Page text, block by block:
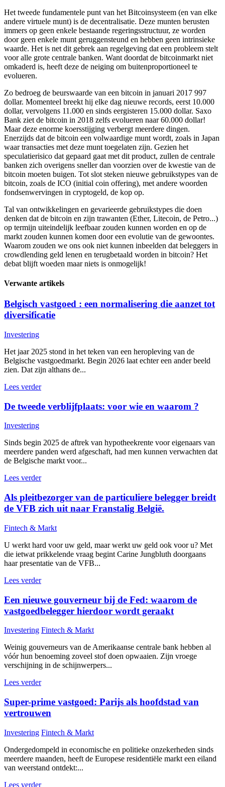
Het tweede fundamentele punt van het Bitcoinsysteem (en van elke
andere virtuele munt) is de decentralisatie. Deze munten berusten
immers op geen enkele bestaande regeringsstructuur, ze worden
door geen enkele munt geruggensteund en hebben geen intrinsieke
waarde. Het is net dit gebrek aan regelgeving dat een probleem stelt
voor alle grote centrale banken. Want doordat de bitcoinmarkt niet
omkaderd is, heeft deze de neiging om buitenproportioneel te
evolueren.
Zo bedroeg de beurswaarde van een bitcoin in januari 2017 997
dollar. Momenteel breekt hij elke dag nieuwe records, eerst 10.000
dollar, vervolgens 11.000 en sinds eergisteren 15.000 dollar. Saxo
Bank ziet de bitcoin in 2018 zelfs evolueren naar 60.000 dollar!
Maar deze enorme koersstijging verbergt meerdere dingen.
Enerzijds dat de bitcoin een volwaardige munt wordt, zoals in Japan
waar transacties met deze munt toegelaten zijn. Gezien het
speculatierisico dat gepaard gaat met dit product, zullen de centrale
banken zich overigens sneller dan voorzien over de kwestie van de
bitcoin moeten buigen. Tot slot steken nieuwe gebruikstypes van de
bitcoin, zoals de ICO (initial coin offering), met andere woorden
fondsenwervingen in cryptogeld, de kop op.
Tal van ontwikkelingen en gevarieerde gebruikstypes die doen
denken dat de bitcoin en zijn trawanten (Ether, Litecoin, de Petro...)
op termijn uiteindelijk leefbaar zouden kunnen worden en op de
markt zouden kunnen komen door een evolutie van de gewoontes.
Waarom zouden we ons ook niet kunnen inbeelden dat beleggers in
crowdlending geld lenen en terugbetaald worden in bitcoin? Het
debat blijft woeden maar niets is onmogelijk!
Verwante artikels
Belgisch vastgoed : een normalisering die aanzet tot
diversificatie
Investering
Het jaar 2025 stond in het teken van een heropleving van de
Belgische vastgoedmarkt. Begin 2026 laat echter een ander beeld
zien. Dat zijn althans de...
Lees verder
De tweede verblijfplaats: voor wie en waarom ?
Investering
Sinds begin 2025 de aftrek van hypotheekrente voor eigenaars van
meerdere panden werd afgeschaft, had men kunnen verwachten dat
de Belgische markt voor...
Lees verder
Als pleitbezorger van de particuliere belegger breidt
de VFB zich uit naar Franstalig België.
Fintech & Markt
U werkt hard voor uw geld, maar werkt uw geld ook voor u? Met
die ietwat prikkelende vraag begint Carine Jungbluth doorgaans
haar presentatie van de VFB...
Lees verder
Een nieuwe gouverneur bij de Fed: waarom de
vastgoedbelegger hierdoor wordt geraakt
Investering Fintech & Markt
Weinig gouverneurs van de Amerikaanse centrale bank hebben al
vóór hun benoeming zoveel stof doen opwaaien. Zijn vroege
verschijning in de schijnwerpers...
Lees verder
Super-prime vastgoed: Parijs als hoofdstad van
vertrouwen
Investering Fintech & Markt
Ondergedompeld in economische en politieke onzekerheden sinds
meerdere maanden, heeft de Europese residentiële markt een eiland
van weerstand ontdekt:...
Lees verder